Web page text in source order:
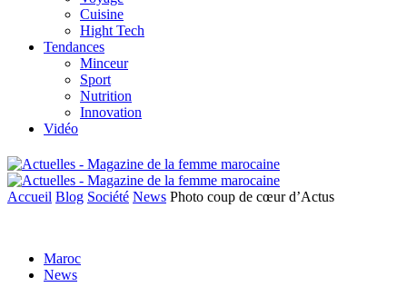
Cuisine
Hight Tech
Tendances
Minceur
Sport
Nutrition
Innovation
Vidéo
Accueil Blog Société News Photo coup de cœur d’Actus
Maroc
News